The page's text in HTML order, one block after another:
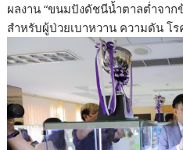
ผลงาน “ขนมปังดัชนีน้ำตาลต่ำจาก
สำหรับผู้ป่วยเบาหวาน ความดัน โร